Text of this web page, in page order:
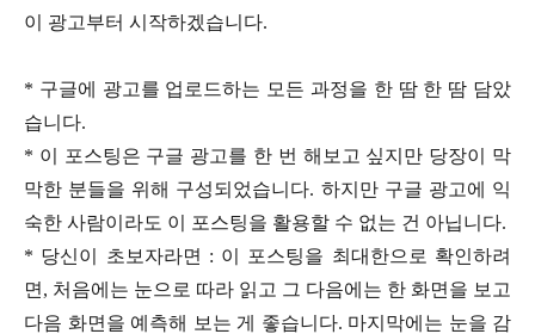
이 광고부터 시작하겠습니다.
* 구글에 광고를 업로드하는 모든 과정을 한 땀 한 땀 담았
습니다.
* 이 포스팅은 구글 광고를 한 번 해보고 싶지만 당장이 막
막한 분들을 위해 구성되었습니다. 하지만 구글 광고에 익
숙한 사람이라도 이 포스팅을 활용할 수 없는 건 아닙니다.
* 당신이 초보자라면 : 이 포스팅을 최대한으로 확인하려
면 , 처음에는 눈으로 따라 읽고 그 다음에는 한 화면을 보고
다음 화면을 예측해 보는 게 좋습니다. 마지막에는 눈을 감